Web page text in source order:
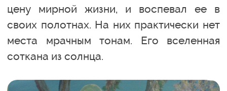
цену мирной жизни, и воспевал ее в
своих полотнах. На них практически нет
места мрачным тонам. Его вселенная
соткана из солнца.